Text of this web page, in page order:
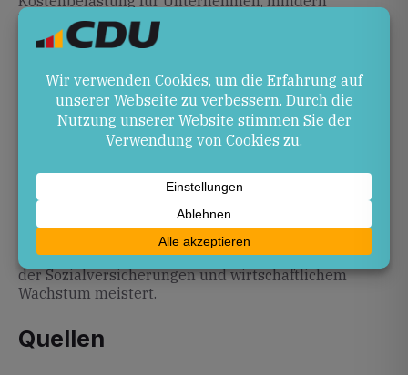
Investitionsanreize und können die
Wettbewerbsfähigkeit schwächen. Selbstständige
Pflichten einstellen.
Ausblick
Gesamtsozialabgaben bis 2035 auf über 46 %
steigen. Die laufende Diskussion um
Arbeitgeberbeiträge bei hohen Einkommen und
mögliche Reformansätze werden entscheidend sein,
wie Deutschland den Spagat zwischen Stabilisierung
der Sozialversicherungen und wirtschaftlichem
Wachstum meistert.
Quellen